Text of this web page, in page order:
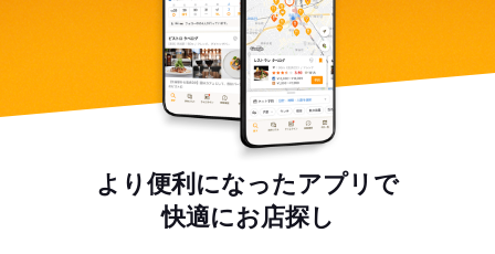
より便利になったアプリで
快適にお店探し